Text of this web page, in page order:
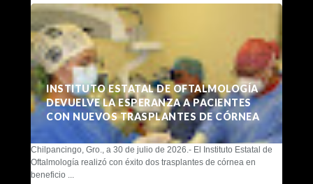
INSTITUTO ESTATAL DE OFTALMOLOGÍA
DEVUELVE LA ESPERANZA A PACIENTES
CON NUEVOS TRASPLANTES DE CÓRNEA
Chilpancingo, Gro., a 30 de julio de 2026.- El Instituto Estatal de
Oftalmología realizó con éxito dos trasplantes de córnea en
beneficio ...